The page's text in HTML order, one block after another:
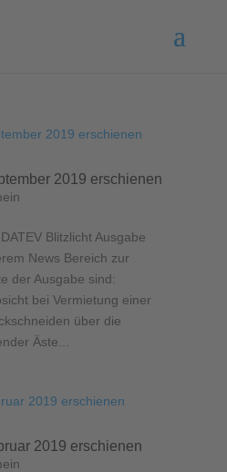
2019 erschienen
Blitzlicht Ausgabe
News Bereich zur
der Ausgabe sind:
bei Vermietung einer
über die
Äste...
2019 erschienen